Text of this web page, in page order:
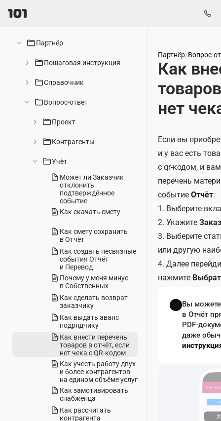
Партнёр
Пошаговая инструкция
Справочник
Вопрос-ответ
Проект
Контрагенты
Учёт
Может ли Заказчик
отклонить
подтверждённое
событие
Как скачать смету
Как смету сохранить
в Отчёт
Как создать несвязные
события Отчёт
и Перевод
Почему у меня минус
в Собственных
Как сделать возврат
заказчику
Как выдать аванс
подрядчику
Как внести перечень
товаров в отчёт, если
нет чека с QR-кодом
Как учесть работу двух
и более контрагентов
на едином объёме услуг
Как замотивировать
снабженца
Как рассчитать
контрагента
Партнёр/Вопрос-
Как
нет
Если вы
и у вас есть
с qr-кодом, и
перечень
событие Отчёт:
1. Выберите
2. Укажите
3. Выберите
или другую
4. Далее
нажмите
Вы
в Отчёт
PDF-
даже